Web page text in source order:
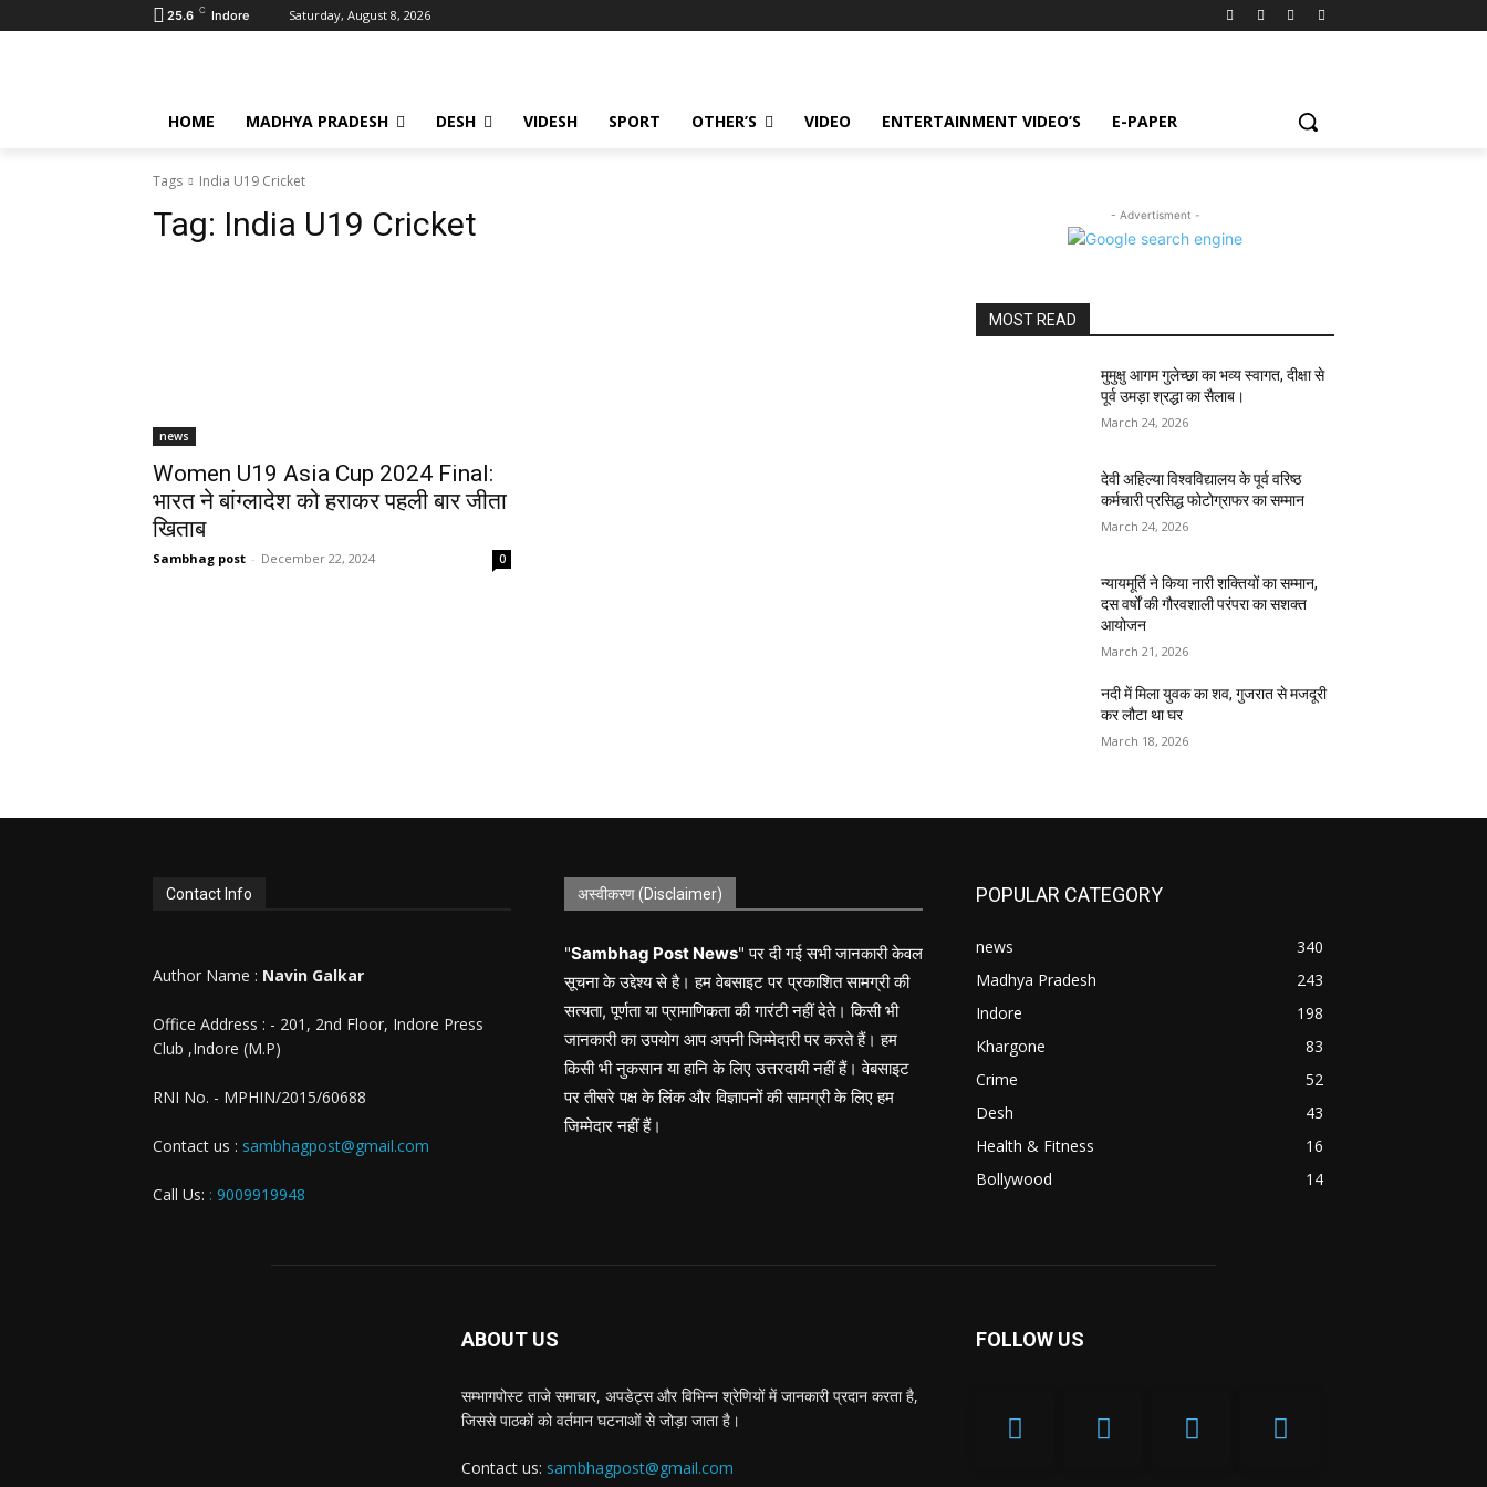
25.6 C Indore Saturday, August 8, 2026
HOME MADHYA PRADESH DESH VIDESH SPORT OTHER’S VIDEO ENTERTAINMENT VIDEO’S E-PAPER
Tags India U19 Cricket
Tag: India U19 Cricket
news
Women U19 Asia Cup 2024 Final:
भारत ने बांग्लादेश को हराकर पहली बार जीता
खिताब
Sambhag post - December 22, 2024 0
- Advertisment -
MOST READ
मुमुक्षु आगम गुलेच्छा का भव्य स्वागत, दीक्षा से
पूर्व उमड़ा श्रद्धा का सैलाब।
March 24, 2026
देवी अहिल्या विश्वविद्यालय के पूर्व वरिष्ठ
कर्मचारी प्रसिद्ध फोटोग्राफर का सम्मान
March 24, 2026
न्यायमूर्ति ने किया नारी शक्तियों का सम्मान,
दस वर्षों की गौरवशाली परंपरा का सशक्त
आयोजन
March 21, 2026
नदी में मिला युवक का शव, गुजरात से मजदूरी
कर लौटा था घर
March 18, 2026
Contact Info
Author Name : Navin Galkar
Office Address : - 201, 2nd Floor, Indore Press
Club ,Indore (M.P)
RNI No. - MPHIN/2015/60688
Contact us : sambhagpost@gmail.com
Call Us: : 9009919948
अस्वीकरण (Disclaimer)
"Sambhag Post News" पर दी गई सभी जानकारी केवल
सूचना के उद्देश्य से है। हम वेबसाइट पर प्रकाशित सामग्री की
सत्यता, पूर्णता या प्रामाणिकता की गारंटी नहीं देते। किसी भी
जानकारी का उपयोग आप अपनी जिम्मेदारी पर करते हैं। हम
किसी भी नुकसान या हानि के लिए उत्तरदायी नहीं हैं। वेबसाइट
पर तीसरे पक्ष के लिंक और विज्ञापनों की सामग्री के लिए हम
जिम्मेदार नहीं हैं।
POPULAR CATEGORY
news
340
Madhya Pradesh
243
Indore
198
Khargone
83
Crime
52
Desh
43
Health & Fitness
16
Bollywood
14
ABOUT US
सम्भागपोस्ट ताजे समाचार, अपडेट्स और विभिन्न श्रेणियों में जानकारी प्रदान करता है,
जिससे पाठकों को वर्तमान घटनाओं से जोड़ा जाता है।
Contact us: sambhagpost@gmail.com
FOLLOW US